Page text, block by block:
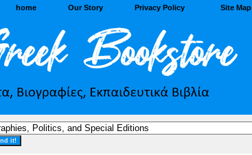
home Our Story Privacy Policy Site Map